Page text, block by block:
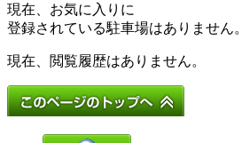
現在、お気に入りに
登録されている駐車場はありません。
現在、閲覧履歴はありません。